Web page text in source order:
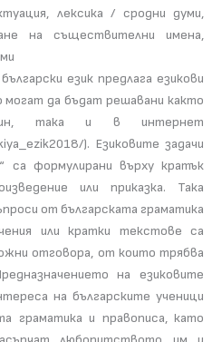
лексика / сродни думи,
на съществителни имена,
език предлага езикови
могат да бъдат решавани както
така и в интернет
). Езиковите задачи
са формулирани върху кратък
или приказка. Така
от българската граматика
или кратки текстове са
отговора, от които трябва
на езиковите
на българските ученици
граматика и правописа, като